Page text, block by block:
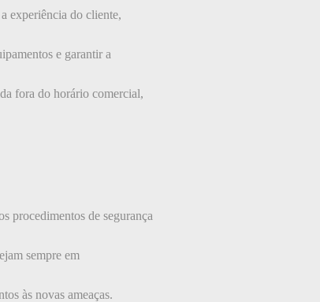
experiência do cliente,
e garantir a
fora do horário comercial,
procedimentos de segurança
sempre em
às novas ameaças.